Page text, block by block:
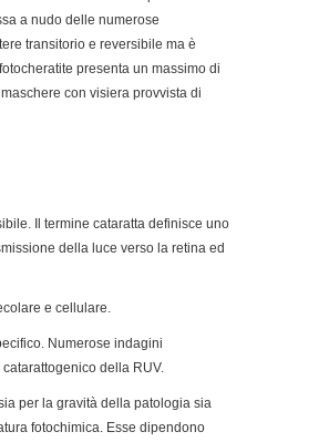
a nudo delle numerose
transitorio e reversibile ma è
presenta un massimo di
con visiera provvista di
Il termine cataratta definisce uno
della luce verso la retina ed
e cellulare.
Numerose indagini
della RUV.
per la gravità della patologia sia
fotochimica. Esse dipendono